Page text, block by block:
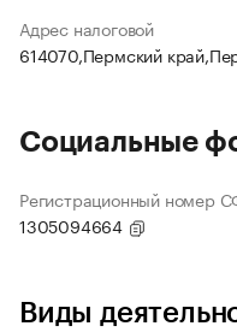
Адрес налоговой
614070,Пермский
Социальные
Регистрационный номер
1305094664
Виды